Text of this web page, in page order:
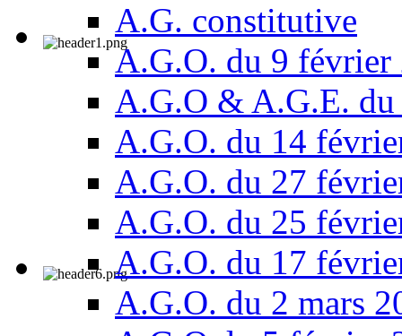
A.G. constitutive
A.G.O. du 9 février
A.G.O & A.G.E.
A.G.O. du 14
A.G.O. du 27
A.G.O. du 25
A.G.O. du 17
A.G.O. du 2 mars